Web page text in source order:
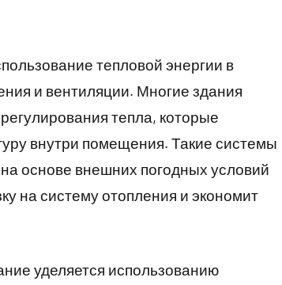
тепловой энергии в
и вентиляции. Многие здания
тепла, которые
внутри помещения. Такие системы
основе внешних погодных условий
на систему отопления и экономит
уделяется использованию